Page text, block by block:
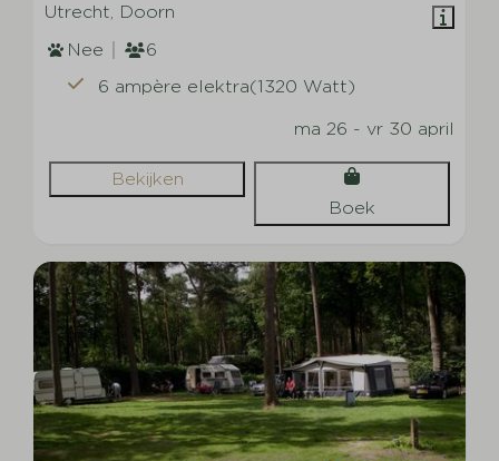
Utrecht, Doorn
Nee
6
6 ampère elektra(1320 Watt)
ma 26 - vr 30 april
Bekijken
Boek